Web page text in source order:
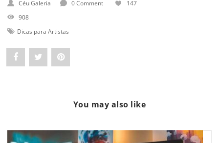
Céu Galeria 0 Comment
147
908
Dicas para Artistas
Share
Diário
Post
do
Pin
Diário
You may also like